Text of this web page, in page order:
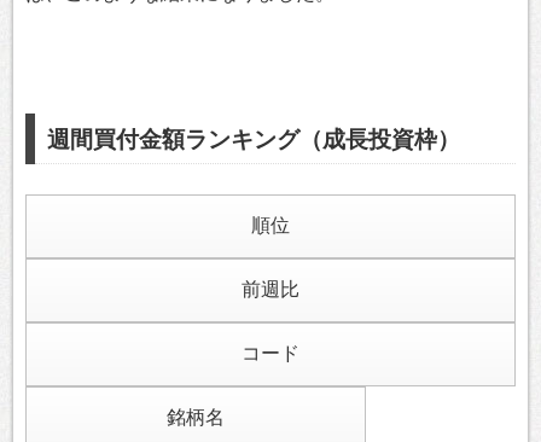
週間買付金額ランキング（成長投資枠）
順位
前週比
コード
銘柄名